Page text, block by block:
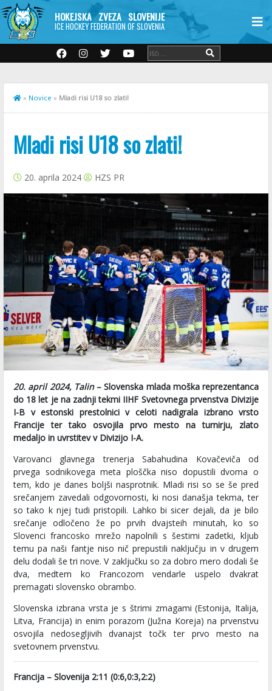
HOKEJSKA ZVEZA SLOVENIJE
ICE HOCKEY FEDERATION OF SLOVENIA
» Novice » Mladi risi U18 so zlati!
Mladi risi U18 so zlati!
20. aprila 2024 HZS PR
20. april 2024, Talin– Slovenska mlada moška reprezentanca
do 18 let je na zadnji tekmi IIHF Svetovnega prvenstva Divizije
I-B v estonski prestolnici v celoti nadigrala izbrano vrsto
Francije ter tako osvojila prvo mesto na turnirju, zlato
medaljo in uvrstitev v Divizijo I-A.
Varovanci glavnega trenerja Sabahudina Kovačeviča od
prvega sodnikovega meta ploščka niso dopustili dvoma o
tem, kdo je danes boljši nasprotnik. Mladi risi so se še pred
srečanjem zavedali odgovornosti, ki nosi današja tekma, ter
so tako k njej tudi pristopili. Lahko bi sicer dejali, da je bilo
srečanje odločeno že po prvih dvajsteih minutah, ko so
Slovenci francosko mrežo napolnili s šestimi zadetki, kljub
temu pa naši fantje niso nič prepustili naključju in v drugem
delu dodali še tri nove. V zaključku so za dobro mero dodali še
dva, medtem ko Francozom vendarle uspelo dvakrat
premagati slovensko obrambo.
Slovenska izbrana vrsta je s štrimi zmagami (Estonija, Italija,
Litva, Francija) in enim porazom (Južna Koreja) na prvenstvu
osvojila nedosegljivih dvanajst točk ter prvo mesto na
svetovnem prvenstvu.
Francija – Slovenija 2:11 (0:6,0:3,2:2)